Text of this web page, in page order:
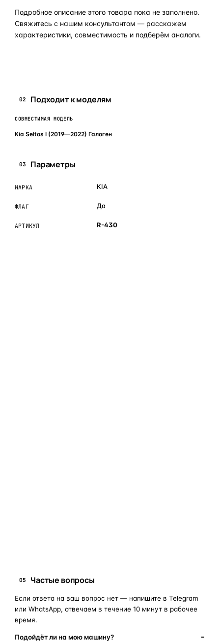
Подробное описание этого товара пока не заполнено.
Свяжитесь с нашим консультантом — расскажем
характеристики, совместимость и подберём аналоги.
02 Подходит к моделям
СОВМЕСТИМАЯ МОДЕЛЬ
Kia Seltos I (2019—2022) Галоген
03 Параметры
МАРКА KIA
ФЛАГ Да
АРТИКУЛ R-430
05 Частые вопросы
Если ответа на ваш вопрос нет — напишите в Telegram
или WhatsApp, отвечаем в течение 10 минут в рабочее
время.
Подойдёт ли на мою машину?